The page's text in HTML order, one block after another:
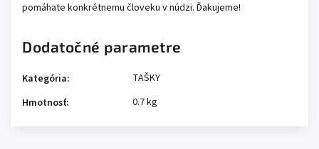
pomáhate konkrétnemu človeku v núdzi. Ďakujeme!
Dodatočné parametre
Kategória:
TAŠKY
Hmotnosť: 0.7 kg